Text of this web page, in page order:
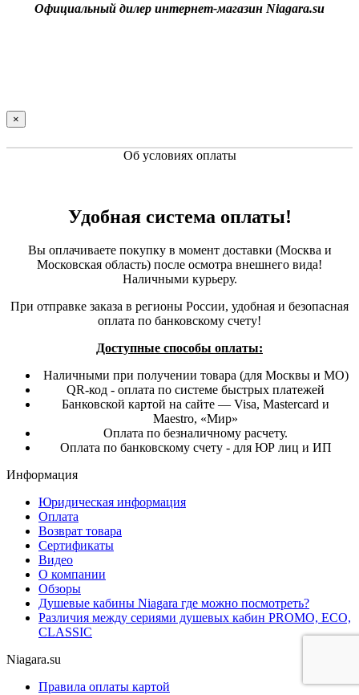
Официальный дилер интернет-магазин Niagara.su
×
Об условиях оплаты
Удобная система оплаты!
Вы оплачиваете покупку в момент доставки (Москва и
Московская область) после осмотра внешнего вида!
Наличными курьеру.
При отправке заказа в регионы России, удобная и безопасная
оплата по банковскому счету!
Доступные способы оплаты:
Наличными при получении товара (для Москвы и МО)
QR-код - оплата по системе быстрых платежей
Банковской картой на сайте — Visa, Mastercard и
Maestro, «Мир»
Оплата по безналичному расчету.
Оплата по банковскому счету - для ЮР лиц и ИП
Информация
Юридическая информация
Оплата
Возврат товара
Сертификаты
Видео
О компании
Обзоры
Душевые кабины Niagara где можно посмотреть?
Различия между сериями душевых кабин PROMO, ECO,
CLASSIC
Niagara.su
Правила оплаты картой